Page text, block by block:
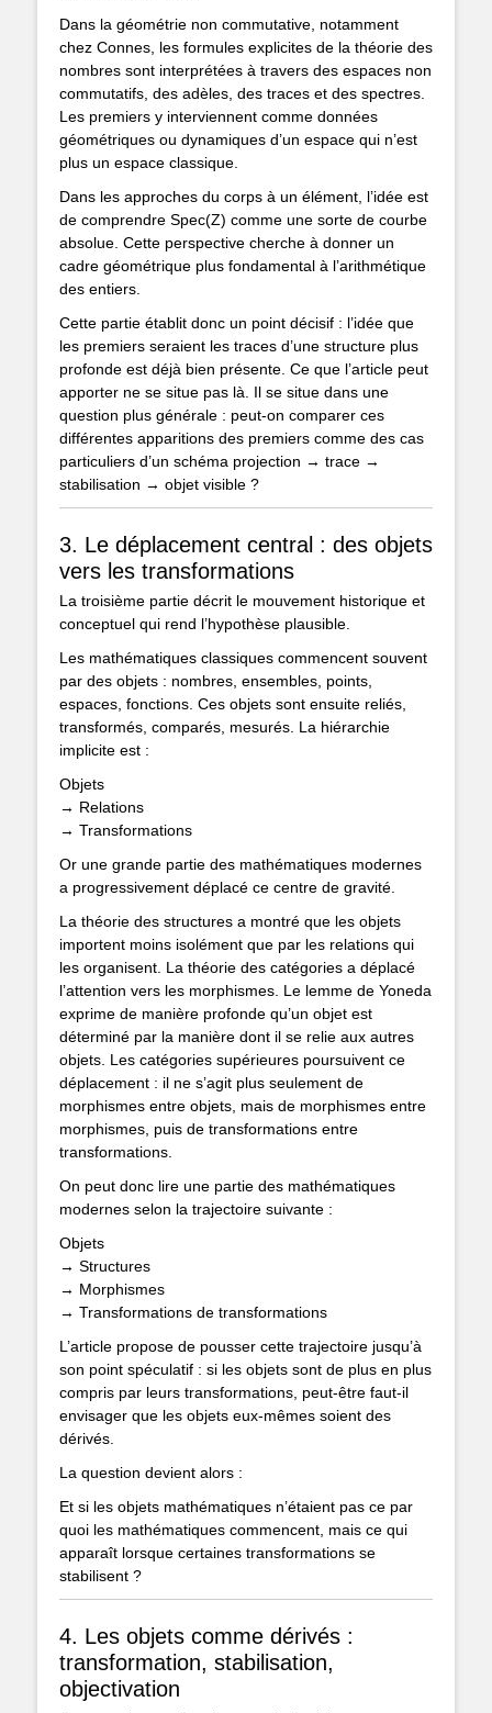
Dans la géométrie non commutative, notamment
chez Connes, les formules explicites de la théorie des
nombres sont interprétées à travers des espaces non
commutatifs, des adèles, des traces et des spectres.
Les premiers y interviennent comme données
géométriques ou dynamiques d’un espace qui n’est
plus un espace classique.
Dans les approches du corps à un élément, l’idée est
de comprendre Spec(Z) comme une sorte de courbe
absolue. Cette perspective cherche à donner un
cadre géométrique plus fondamental à l’arithmétique
des entiers.
Cette partie établit donc un point décisif : l’idée que
les premiers seraient les traces d’une structure plus
profonde est déjà bien présente. Ce que l’article peut
apporter ne se situe pas là. Il se situe dans une
question plus générale : peut-on comparer ces
différentes apparitions des premiers comme des cas
particuliers d’un schéma projection → trace →
stabilisation → objet visible ?
3. Le déplacement central : des objets
vers les transformations
La troisième partie décrit le mouvement historique et
conceptuel qui rend l’hypothèse plausible.
Les mathématiques classiques commencent souvent
par des objets : nombres, ensembles, points,
espaces, fonctions. Ces objets sont ensuite reliés,
transformés, comparés, mesurés. La hiérarchie
implicite est :
Objets
→ Relations
→ Transformations
Or une grande partie des mathématiques modernes
a progressivement déplacé ce centre de gravité.
La théorie des structures a montré que les objets
importent moins isolément que par les relations qui
les organisent. La théorie des catégories a déplacé
l’attention vers les morphismes. Le lemme de Yoneda
exprime de manière profonde qu’un objet est
déterminé par la manière dont il se relie aux autres
objets. Les catégories supérieures poursuivent ce
déplacement : il ne s’agit plus seulement de
morphismes entre objets, mais de morphismes entre
morphismes, puis de transformations entre
transformations.
On peut donc lire une partie des mathématiques
modernes selon la trajectoire suivante :
Objets
→ Structures
→ Morphismes
→ Transformations de transformations
L’article propose de pousser cette trajectoire jusqu’à
son point spéculatif : si les objets sont de plus en plus
compris par leurs transformations, peut-être faut-il
envisager que les objets eux-mêmes soient des
dérivés.
La question devient alors :
Et si les objets mathématiques n’étaient pas ce par
quoi les mathématiques commencent, mais ce qui
apparaît lorsque certaines transformations se
stabilisent ?
4. Les objets comme dérivés :
transformation, stabilisation,
objectivation